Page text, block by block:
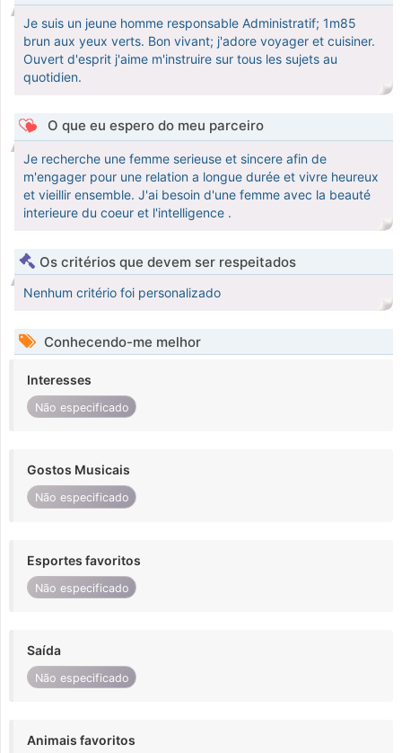
Je suis un jeune homme responsable Administratif; 1m85
brun aux yeux verts. Bon vivant; j'adore voyager et cuisiner.
Ouvert d'esprit j'aime m'instruire sur tous les sujets au
quotidien.
O que eu espero do meu parceiro
Je recherche une femme serieuse et sincere afin de
m'engager pour une relation a longue durée et vivre heureux
et vieillir ensemble. J'ai besoin d'une femme avec la beauté
interieure du coeur et l'intelligence .
Os critérios que devem ser respeitados
Nenhum critério foi personalizado
Conhecendo-me melhor
Interesses
Não especificado
Gostos Musicais
Não especificado
Esportes favoritos
Não especificado
Saída
Não especificado
Animais favoritos